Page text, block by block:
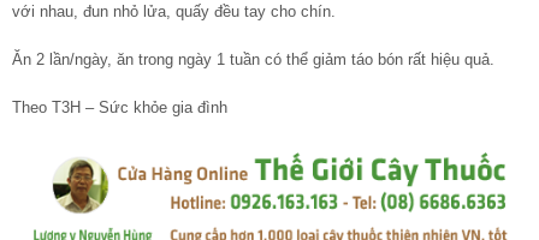
với nhau, đun nhỏ lửa, quấy đều tay cho chín.
Ăn 2 lần/ngày, ăn trong ngày 1 tuần có thể giảm táo bón rất hiệu quả.
Theo T3H – Sức khỏe gia đình